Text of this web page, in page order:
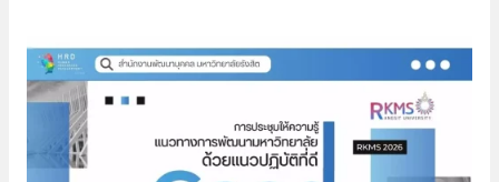
แนว
ปฏิบัติ
ที่